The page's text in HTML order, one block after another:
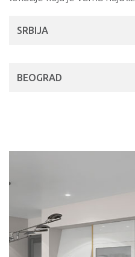
SRBIJA
BEOGRAD